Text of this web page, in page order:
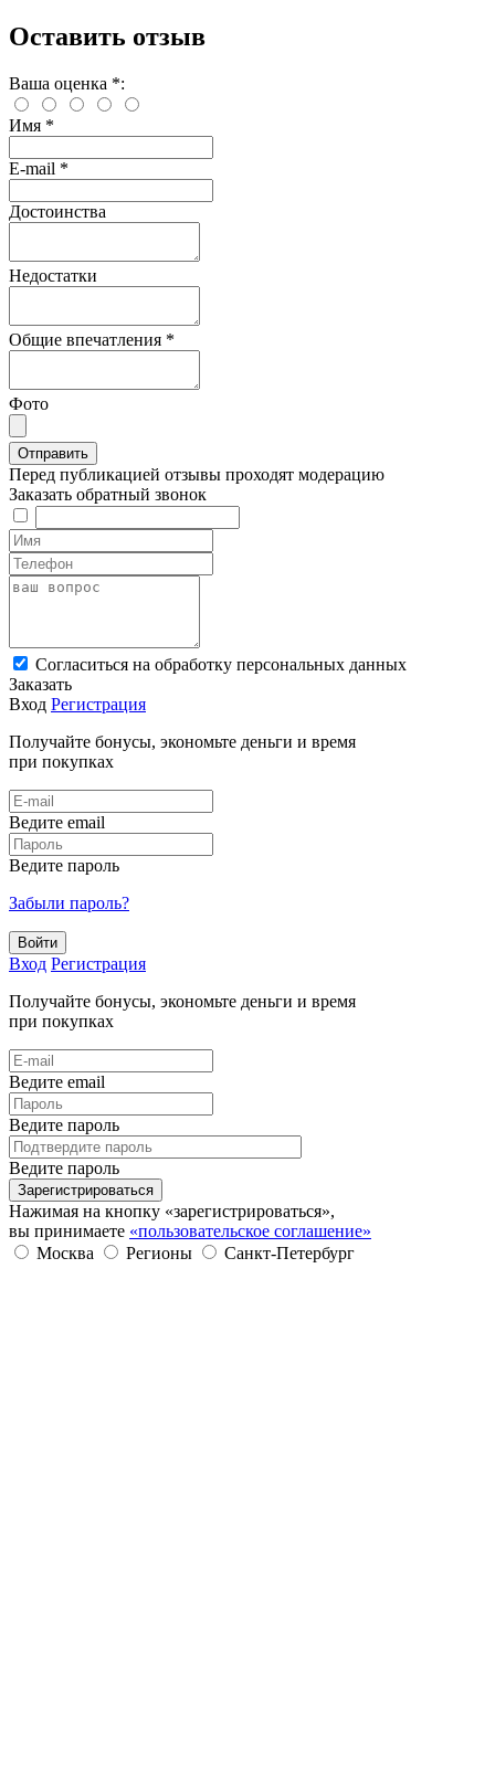
Оставить отзыв
Ваша оценка *:
Имя *
E-mail *
Достоинства
Недостатки
Общие впечатления *
Фото
Перед публикацией отзывы проходят модерацию
Заказать обратный звонок
Cогласиться на обработку персональных данных
Заказать
Вход Регистрация
Получайте бонусы, экономьте деньги и время
при покупках
Ведите email
Ведите пароль
Забыли пароль?
Войти
Вход Регистрация
Получайте бонусы, экономьте деньги и время
при покупках
Ведите email
Ведите пароль
Ведите пароль
Зарегистрироваться
Нажимая на кнопку «зарегистрироваться»,
вы принимаете «пользовательское соглашение»
Москва
Регионы Санкт-Петербург